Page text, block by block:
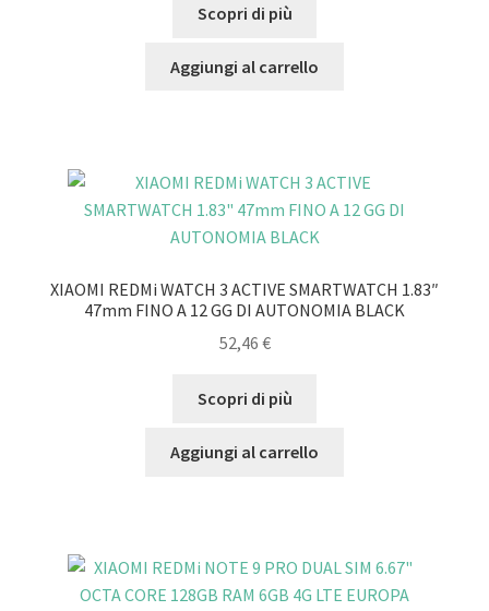
Scopri di più
Aggiungi al carrello
XIAOMI REDMi WATCH 3 ACTIVE SMARTWATCH 1.83″
47mm FINO A 12 GG DI AUTONOMIA BLACK
52,46 €
Scopri di più
Aggiungi al carrello